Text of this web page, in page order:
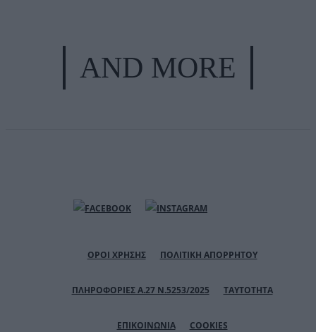
AND MORE
ΟΡΟΙ ΧΡΗΣΗΣ ΠΟΛΙΤΙΚΗ ΑΠΟΡΡΗΤΟΥ
ΠΛΗΡΟΦΟΡΙΕΣ Α.27 Ν.5253/2025 ΤΑΥΤΟΤΗΤΑ
ΕΠΙΚΟΙΝΩΝΙΑ COOKIES